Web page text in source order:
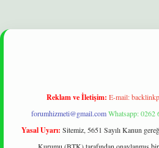
betexper yeni girişilbet
Reklam ve İletişim: E-mail:
forumhizmeti@gmail.comWhatsapp: 0262
Yasal Uyarı: Sitemiz, 5651 Sayılı Kanun